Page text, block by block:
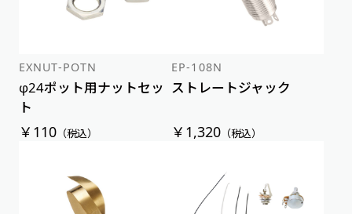
EXNUT-POTN
φ24ポット用ナットセッ
ト
￥110（税込）
EP-108N
ストレートジャック
￥1,320 （税込）